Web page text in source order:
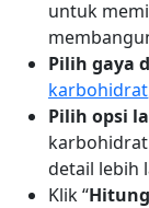
untuk
Pilih gaya
karbohidrat
Pilih opsi
detail lebih
Klik “